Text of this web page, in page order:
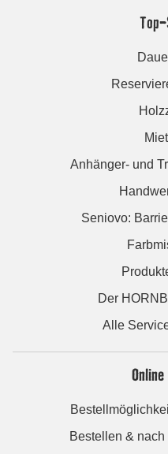
Anhänger- und
Seniovo:
Der
Alle
Bestellen &